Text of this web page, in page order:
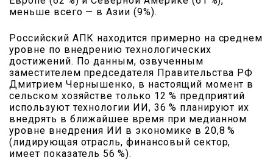
меньше всего — в Азии (9%).
Российский АПК находится примерно на среднем
уровне по внедрению технологических
достижений. По данным, озвученным
заместителем председателя Правительства РФ
Дмитрием Чернышенко, в настоящий момент в
сельском хозяйстве только 12 % предприятий
используют технологии ИИ, 36 % планируют их
внедрять в ближайшее время при медианном
уровне внедрения ИИ в экономике в 20,8 %
(лидирующая отрасль, финансовый сектор,
имеет показатель 56 %).